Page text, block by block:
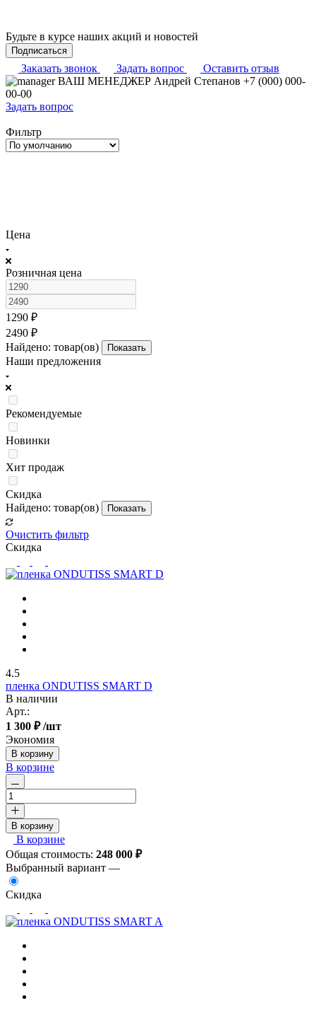
Будьте в курсе наших акций и новостей
Подписаться
Заказать звонок Задать вопрос
Оставить отзыв
ВАШ МЕНЕДЖЕР Андрей Степанов +7 (000) 000-
00-00
Задать вопрос
Фильтр
Цена
Розничная цена
1290 ₽
2490 ₽
Найдено: товар(ов) Показать
Наши предложения
Рекомендуемые
Новинки
Хит продаж
Скидка
Найдено: товар(ов) Показать
Очистить фильтр
Скидка
4.5
пленка ONDUTISS SMART D
В наличии
Арт.:
1 300 ₽/шт
Экономия
В корзину
В корзине
В корзину
В корзине
Общая стоимость: 248 000 ₽
Выбранный вариант —
Скидка